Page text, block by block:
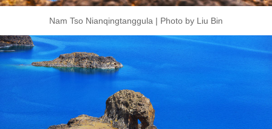
Nam Tso Nianqingtanggula | Photo by Liu Bin